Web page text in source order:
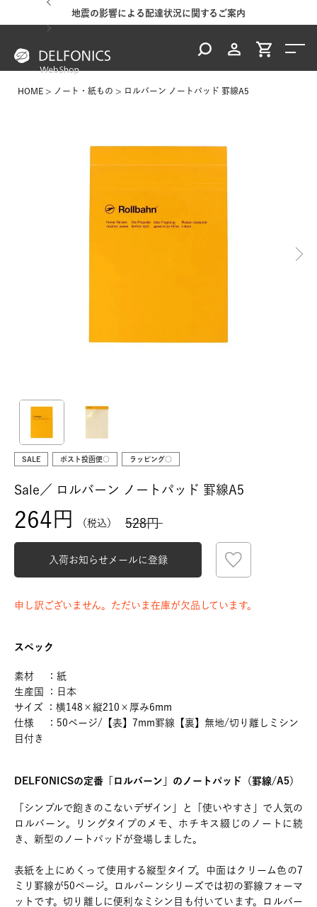
地震の影響による配達状況に関するご案内
HOME ノート・紙もの ロルバーン ノートパッド 罫線A5
SALE ポスト投函便○ ラッピング○
Sale／ ロルバーン ノートパッド 罫線A5
528
264 税込
入荷お知らせメールに登録
申し訳ございません。ただいま在庫が欠品しています。
スペック
素材 ：紙
生産国 ：日本
サイズ ：横148×縦210×厚み6mm
仕様 ：50ページ/【表】7mm罫線【裏】無地/切り離しミシン
目付き
DELFONICSの定番「ロルバーン」のノートパッド（罫線/A5）
「シンプルで飽きのこないデザイン」と「使いやすさ」で人気の
ロルバーン。リングタイプのメモ、ホチキス綴じのノートに続
き、新型のノートパッドが登場しました。
表紙を上にめくって使用する縦型タイプ。中面はクリーム色の7
ミリ罫線が50ページ。ロルバーンシリーズでは初の罫線フォーマ
ットです。切り離しに便利なミシン目も付いています。ロルバー